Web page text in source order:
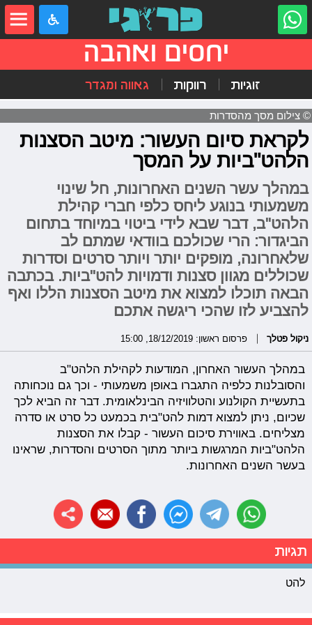
יחסים ואהבה
זוגיות רווקות גאווה ומגדר
© צילום מסך מהסדרות
לקראת סיום העשור: מיטב הסצנות
הלהט"ביות על המסך
במהלך עשר השנים האחרונות, חל שינוי
משמעותי בנוגע ליחס כלפי חברי קהילת
הלהט"ב, דבר שבא לידי ביטוי במיוחד בתחום
הביגדור: הרי שכולכם בוודאי שמתם לב
שלאחרונה, מופקים יותר ויותר סרטים וסדרות
שכוללים מגוון סצנות ודמויות להט"ביות. בכתבה
הבאה תוכלו למצוא את מיטב הסצנות הללו ואף
להצביע לזו שהכי ריגשה אתכם
ניקול פטלך פרסום ראשון: 18/12/2019, 15:00
במהלך העשור האחרון, המודעות לקהילת הלהט"ב
והסובלנות כלפיה התגברו באופן משמעותי - וכך גם נוכחותה
בתעשיית הקולנוע והטלוויזיה הבינלאומית. דבר זה הביא לכך
שכיום, ניתן למצוא דמות להט"בית בכמעט כל סרט או סדרה
מצליחים. באווירת סיכום העשור - קבלו את הסצנות
הלהט"ביות המרגשות ביותר מתוך הסרטים והסדרות, שראינו
בעשר השנים האחרונות.
תגיות
להט